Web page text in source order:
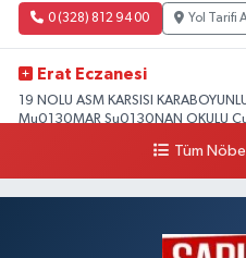
0 (328) 812 94 00 Yol Tarifi
Erat Eczanesi
19 NOLU ASM KARSISI
Mu0130MAR Su0130NAN OKULU
Yol Tarifi
Tüm